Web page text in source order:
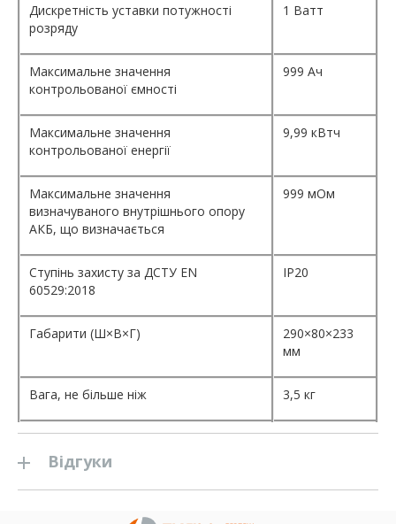
Дискретність уставки потужності
розряду
1 Ватт
Максимальне значення
контрольованої ємності
999 Ач
Максимальне значення
контрольованої енергії
9,99 кВтч
Максимальне значення
визначуваного внутрішнього опору
АКБ, що визначається
999 мОм
Ступінь захисту за ДСТУ EN
60529:2018
IP20
Габарити (Ш×В×Г)
290×80×233
мм
Вага, не більше ніж 3,5 кг
Відгуки